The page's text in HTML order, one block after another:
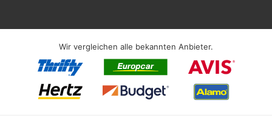
Wir vergleichen alle bekannten Anbieter.